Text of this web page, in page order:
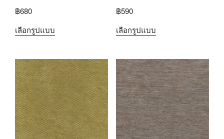
฿680
เลือกรูปแบบ
฿590
เลือกรูปแบบ